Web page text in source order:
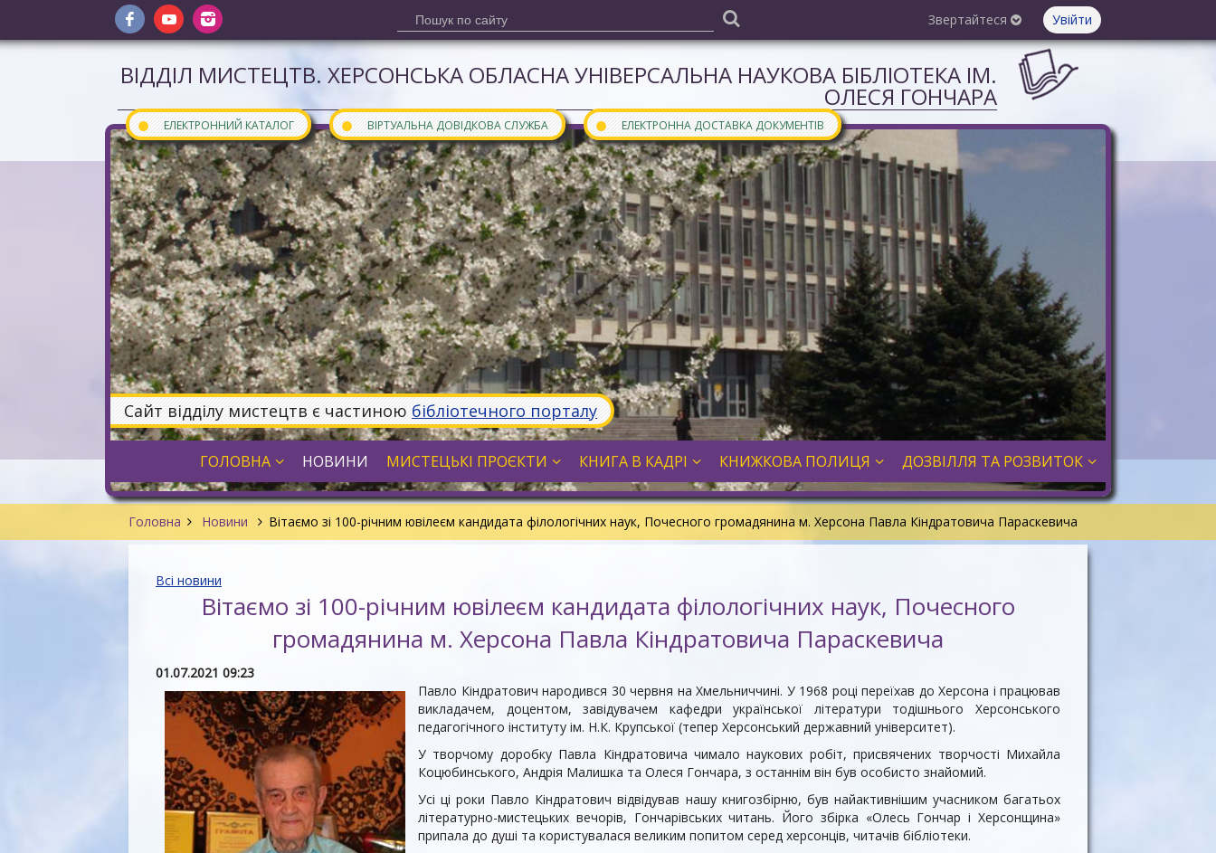
Звертайтеся Увійти
ВІДДІЛ МИСТЕЦТВ. ХЕРСОНСЬКА ОБЛАСНА УНІВЕРСАЛЬНА НАУКОВА БІБЛІОТЕКА ІМ.
ОЛЕСЯ ГОНЧАРА
● ЕЛЕКТРОННИЙ КАТАЛОГ ● ВІРТУАЛЬНА ДОВІДКОВА СЛУЖБА ● ЕЛЕКТРОННА ДОСТАВКА ДОКУМЕНТІВ
Сайт відділу мистецтв є частиною бібліотечного порталу
ГОЛОВНА НОВИНИ МИСТЕЦЬКІ ПРОЄКТИ КНИГА В КАДРІ КНИЖКОВА ПОЛИЦЯ ДОЗВІЛЛЯ ТА РОЗВИТОК
Головна Новини Вітаємо зі 100-річним ювілеєм кандидата філологічних наук, Почесного громадянина м. Херсона Павла Кіндратовича Параскевича
Всі новини
Вітаємо зі 100-річним ювілеєм кандидата філологічних наук, Почесного
громадянина м. Херсона Павла Кіндратовича Параскевича
01.07.2021 09:23
Павло Кіндратович народився 30 червня на Хмельниччині. У 1968 році переїхав до Херсона і працював
викладачем, доцентом, завідувачем кафедри української літератури тодішнього Херсонського
педагогічного інституту ім. Н.К. Крупської (тепер Херсонський державний університет).
У творчому доробку Павла Кіндратовича чимало наукових робіт, присвячених творчості Михайла
Коцюбинського, Андрія Малишка та Олеся Гончара, з останнім він був особисто знайомий.
Усі ці роки Павло Кіндратович відвідував нашу книгозбірню, був найактивнішим учасником багатьох
літературно-мистецьких вечорів, Гончарівських читань. Його збірка «Олесь Гончар і Херсонщина»
припала до душі та користувалася великим попитом серед херсонців, читачів бібліотеки.